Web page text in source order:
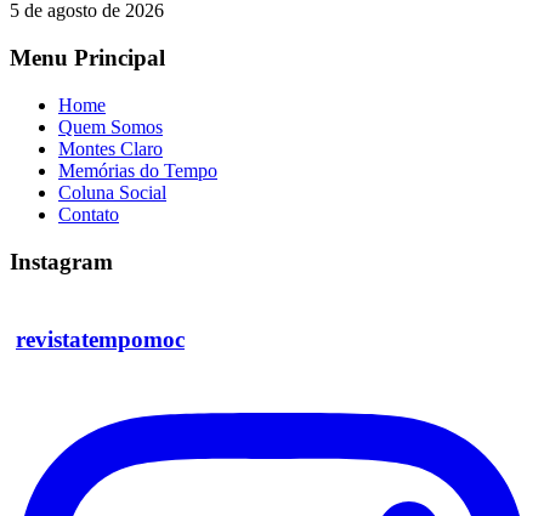
5 de agosto de 2026
Menu Principal
Home
Quem Somos
Montes Claro
Memórias do Tempo
Coluna Social
Contato
Instagram
revistatempomoc